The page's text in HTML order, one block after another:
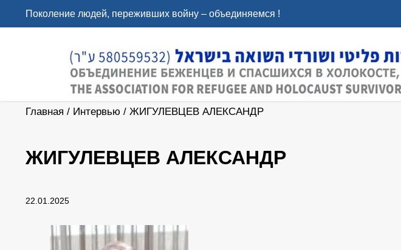
Поколение людей, переживших войну – объединяемся !
Главная / Интервью / ЖИГУЛЕВЦЕВ АЛЕКСАНДР
ЖИГУЛЕВЦЕВ АЛЕКСАНДР
22.01.2025